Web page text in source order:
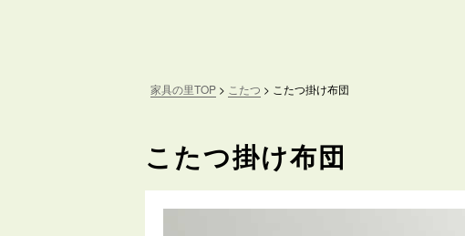
家具の里TOP こたつ こたつ掛け布団
こたつ掛け布団